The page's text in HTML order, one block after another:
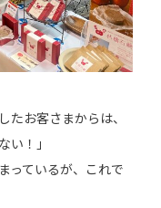
お客さまからは、
い！」
っているが、これで